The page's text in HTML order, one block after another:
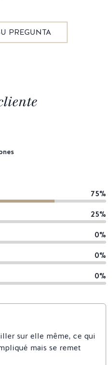
PREGUNTA
75%
25%
0%
0%
0%
sur elle même, ce qui
mais se remet